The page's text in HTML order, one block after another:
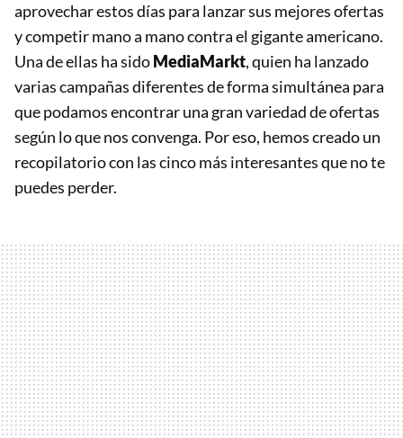
aprovechar estos días para lanzar sus mejores ofertas
y competir mano a mano contra el gigante americano.
Una de ellas ha sidoMediaMarkt, quien ha lanzado
varias campañas diferentes de forma simultánea para
que podamos encontrar una gran variedad de ofertas
según lo que nos convenga. Por eso, hemos creado un
recopilatorio con las cinco más interesantes que no te
puedes perder.